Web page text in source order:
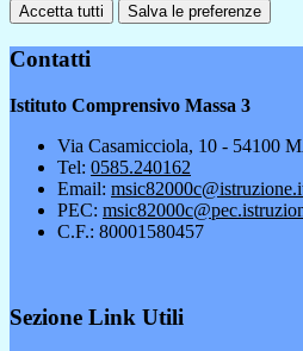
Accetta tutti Salva le preferenze
Contatti
Istituto Comprensivo Massa 3
Via Casamicciola, 10 - 54100
Tel: 0585.240162
Email:
PEC:
C.F.: 80001580457
Sezione Link Utili